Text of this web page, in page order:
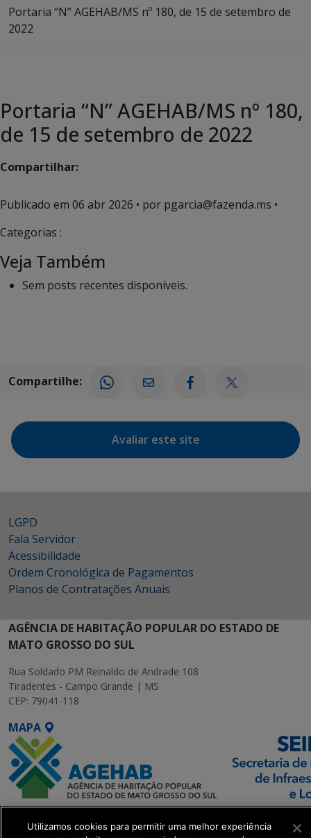
Portaria “N” AGEHAB/MS nº 180, de 15 de setembro de
2022
Portaria “N” AGEHAB/MS nº 180,
de 15 de setembro de 2022
Compartilhar:
Publicado em 06 abr 2026 • por pgarcia@fazenda.ms •
Categorias :
Veja Também
Sem posts recentes disponíveis.
Compartilhe:
Avaliar este site
LGPD
Fala Servidor
Acessibilidade
Ordem Cronológica de Pagamentos
Planos de Contratações Anuais
AGÊNCIA DE HABITAÇÃO POPULAR DO ESTADO DE
MATO GROSSO DO SUL
Rua Soldado PM Reinaldo de Andrade 108
Tiradentes - Campo Grande | MS
CEP: 79041-118
MAPA
Utilizamos cookies para permitir uma melhor experiência